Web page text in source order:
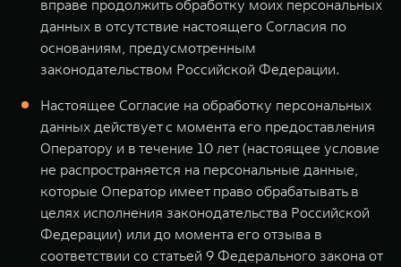
вправе продолжить обработку моих персональных
данных в отсутствие настоящего Согласия по
основаниям, предусмотренным
законодательством Российской Федерации.
Настоящее Согласие на обработку персональных
данных действует с момента его предоставления
Оператору и в течение 10 лет (настоящее условие
не распространяется на персональные данные,
которые Оператор имеет право обрабатывать в
целях исполнения законодательства Российской
Федерации) или до момента его отзыва в
соответствии со статьей 9 Федерального закона от